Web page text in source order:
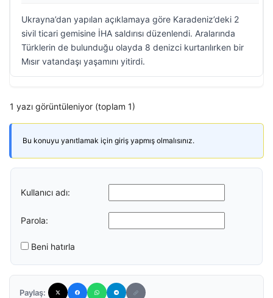
Ukrayna’dan yapılan açıklamaya göre Karadeniz’deki 2
sivil ticari gemisine İHA saldırısı düzenlendi. Aralarında
Türklerin de bulunduğu olayda 8 denizci kurtarılırken bir
Mısır vatandaşı yaşamını yitirdi.
1 yazı görüntüleniyor (toplam 1)
Bu konuyu yanıtlamak için giriş yapmış olmalısınız.
Kullanıcı adı:
Parola:
Beni hatırla
Paylaş: